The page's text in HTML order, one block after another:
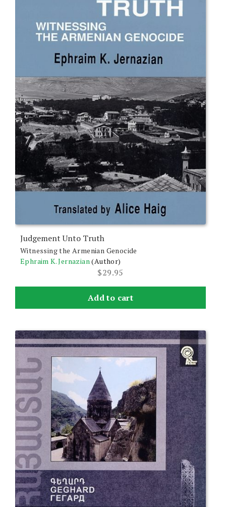
Judgement Unto Truth
Witnessing the Armenian Genocide
Ephraim K. Jernazian(Author)
$29.95
Add to cart